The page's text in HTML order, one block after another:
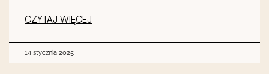
CZYTAJ WIĘCEJ
14 stycznia 2025